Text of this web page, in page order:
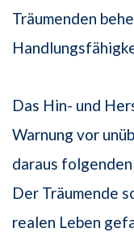
Träumenden
Das Hin- und
Warnung vor
daraus
Der Träumende
realen Leben